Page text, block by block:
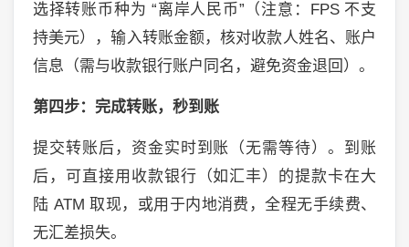
选择转账币种为 “离岸人民币” （注意： FPS 不支
持美元），输入转账金额，核对收款人姓名、账户
信息（需与收款银行账户同名，避免资金退回）。
第四步：完成转账，秒到账
提交转账后，资金实时到账（无需等待）。到账
后，可直接用收款银行（如汇丰）的提款卡在大
陆 ATM取现，或用于内地消费，全程无手续费、
无汇差损失。